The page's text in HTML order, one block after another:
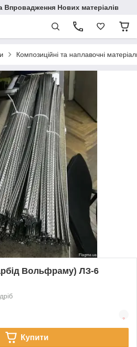
Нових матеріалів
Композиційні та наплавочні
Вольфраму) ЛЗ-6
Купити